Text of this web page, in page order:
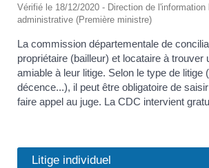
Vérifié le 18/12/2020 - Direction de l'information
administrative (Première ministre)
La commission départementale de
propriétaire (bailleur) et locataire à trouver
amiable à leur litige. Selon le type de litige
décence...), il peut être obligatoire de
faire appel au juge. La CDC intervient
Litige individuel